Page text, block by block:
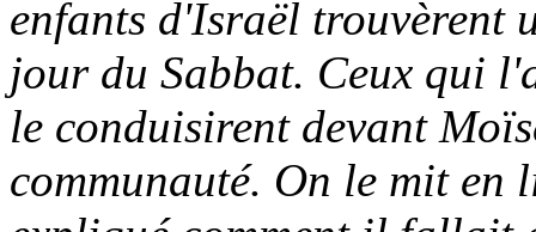
enfants d'Israël trouvèrent
jour du Sabbat. Ceux qui
le conduisirent devant
communauté. On le mit en